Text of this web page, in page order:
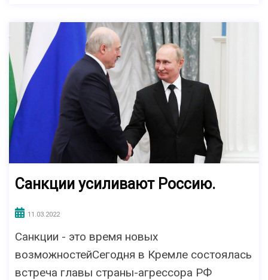
Санкции усиливают Россию.
11.03.2022
Санкции - это время новых
возможностейСегодня в Кремле состоялась
встреча главы cтраны-агрессорa РФ